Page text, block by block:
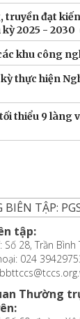
đạt
2025 - 2030
khu công
thực hiện
thiểu 9 làng
BIÊN TẬP:
tập:
Số 28, Trần
024
Thường